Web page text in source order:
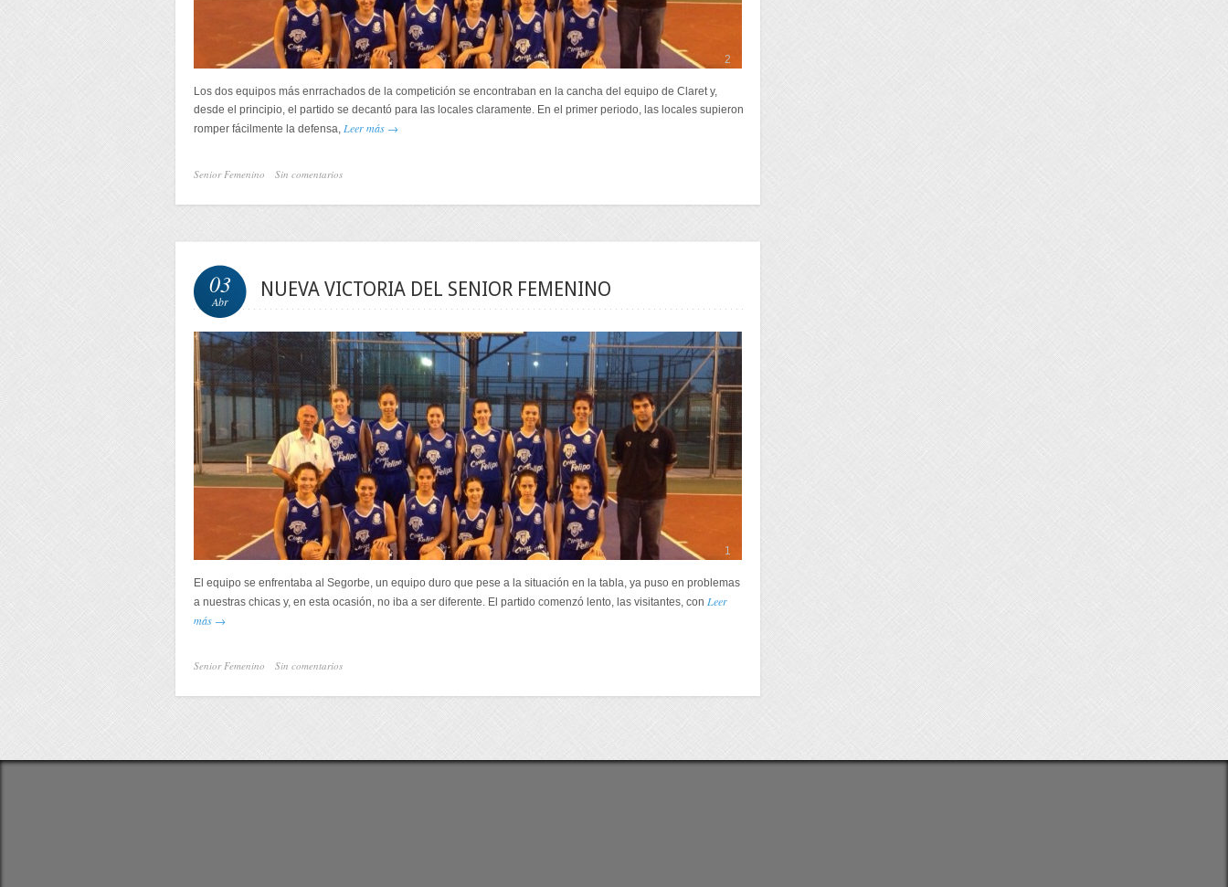
2
Los dos equipos más enrrachados de la competición se encontraban en la cancha del equipo de Claret y,
desde el principio, el partido se decantó para las locales claramente. En el primer periodo, las locales supieron
romper fácilmente la defensa, Leer más →
Senior Femenino Sin comentarios
03
Abr
NUEVA VICTORIA DEL SENIOR FEMENINO
1
El equipo se enfrentaba al Segorbe, un equipo duro que pese a la situación en la tabla, ya puso en problemas
a nuestras chicas y, en esta ocasión, no iba a ser diferente. El partido comenzó lento, las visitantes, con Leer
más →
Senior Femenino Sin comentarios